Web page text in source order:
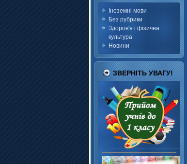
Іноземні мови
Без рубрики
Здоров'я і фізична
культура
Новини
ЗВЕРНІТЬ УВАГУ!